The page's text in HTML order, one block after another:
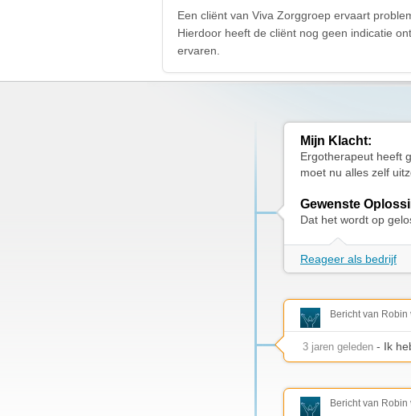
Een cliënt van Viva Zorggroep ervaart
Hierdoor heeft de cliënt nog geen indicatie
ervaren.
Mijn Klacht:
Ergotherapeut heeft
moet nu alles zelf
Gewenste
Dat het wordt op
Reageer als bedrijf
Bericht van Robin
3 jaren geleden - Ik
Bericht van Robin